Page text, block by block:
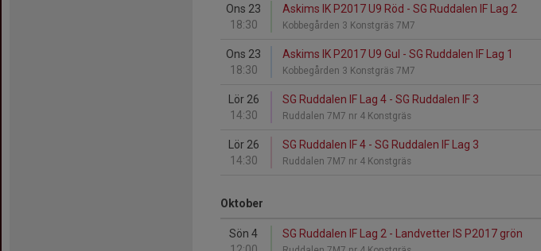
Ons 23
18:30
Askims IK P2017 U9 Röd - SG Ruddalen IF Lag 2
Kobbegården 3 Konstgräs 7M7
Ons 23
18:30
Askims IK P2017 U9 Gul - SG Ruddalen IF Lag 1
Kobbegården 3 Konstgräs 7M7
Lör 26
14:30
SG Ruddalen IF Lag 4 - SG Ruddalen IF 3
Ruddalen 7M7 nr 4 Konstgräs
Lör 26
14:30
SG Ruddalen IF 4 - SG Ruddalen IF Lag 3
Ruddalen 7M7 nr 4 Konstgräs
Oktober
Sön 4
SG Ruddalen IF Lag 2 - Landvetter IS P2017 grön